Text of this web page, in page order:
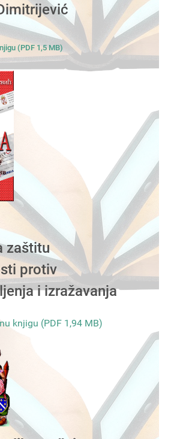
(PDF 1,5 MB)
zaštitu
protiv
i izražavanja
knjigu (PDF 1,94 MB)